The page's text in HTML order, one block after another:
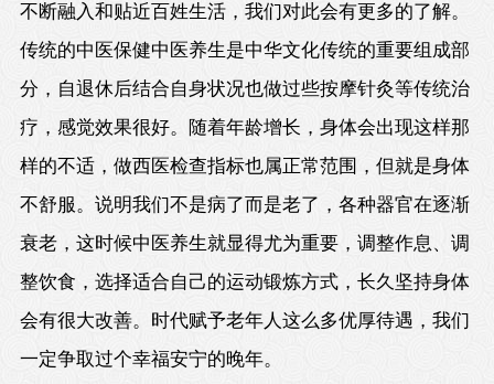
不断融入和贴近百姓生活，我们对此会有更多的了解。
传统的中医保健中医养生是中华文化传统的重要组成部
分，自退休后结合自身状况也做过些按摩针灸等传统治
疗，感觉效果很好。随着年龄增长，身体会出现这样那
样的不适，做西医检查指标也属正常范围，但就是身体
不舒服。说明我们不是病了而是老了，各种器官在逐渐
衰老，这时候中医养生就显得尤为重要，调整作息、调
整饮食，选择适合自己的运动锻炼方式，长久坚持身体
会有很大改善。时代赋予老年人这么多优厚待遇，我们
一定争取过个幸福安宁的晚年。